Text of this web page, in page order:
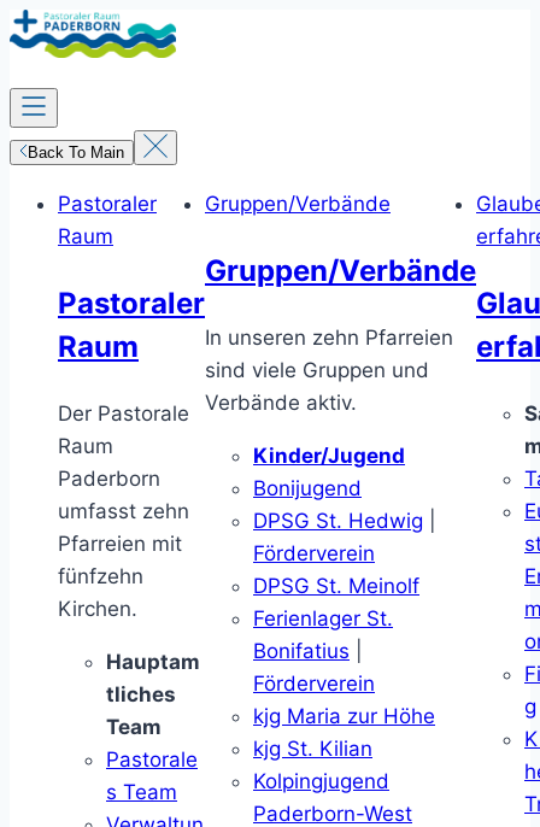
Zum
Inhalt
springen
Back To Main
Pastoraler
Raum
Pastoraler
Raum
Der Pastorale
Raum
Paderborn
umfasst zehn
Pfarreien mit
fünfzehn
Kirchen.
Hauptam
tliches
Team
Pastorale
s Team
Gruppen/Verbände
Gruppen/Verbände
In unseren zehn Pfarreien
sind viele Gruppen und
Verbände aktiv.
Kinder/Jugend
Bonijugend
DPSG St. Hedwig
Förderverein
DPSG St. Meinolf
Ferienlager St.
Bonifatius
Förderverein
kjg Maria zur Höhe
kjg St. Kilian
Kolpingjugend
Paderborn-West
g